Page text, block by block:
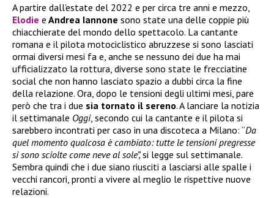
A partire dall’estate del 2022 e per circa tre anni e mezzo,
Elodie e Andrea Iannone sono state una delle coppie più
chiacchierate del mondo dello spettacolo. La cantante
romana e il pilota motociclistico abruzzese si sono lasciati
ormai diversi mesi fa e, anche se nessuno dei due ha mai
ufficializzato la rottura, diverse sono state le frecciatine
social che non hanno lasciato spazio a dubbi circa la fine
della relazione. Ora, dopo le tensioni degli ultimi mesi, pare
però che tra i due sia tornato il sereno. A lanciare la notizia
il settimanale Oggi, secondo cui la cantante e il pilota si
sarebbero incontrati per caso in una discoteca a Milano: “Da
quel momento qualcosa è cambiato: tutte le tensioni pregresse
si sono sciolte come neve al sole”,si legge sul settimanale.
Sembra quindi che i due siano riusciti a lasciarsi alle spalle i
vecchi rancori, pronti a vivere al meglio le rispettive nuove
relazioni.